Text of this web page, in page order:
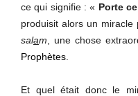
ce qui signifie : « Porte
produisit alors un
salam , une chose
Prophètes
Et quel était donc le